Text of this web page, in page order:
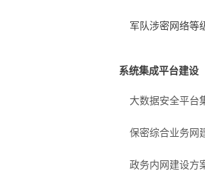
军队涉密网络等
系统集成平台建设
大数据安全平台
保密综合业务网
政务内网建设方